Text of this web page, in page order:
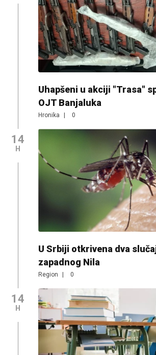
Uhapšeni u akciji "Trasa"
OJT Banjaluka
Hronika 0
14
H
U Srbiji otkrivena dva
zapadnog Nila
Region | 0
14
H